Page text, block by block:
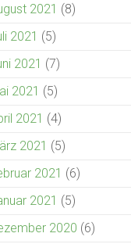
2021 (8)
2021 (5)
2021 (7)
2021 (5)
2021 (4)
2021 (5)
2021 (6)
2021 (5)
2020 (6)